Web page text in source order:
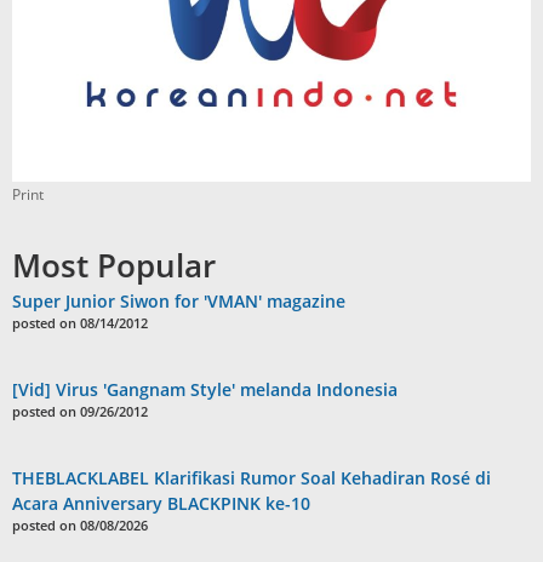
Print
Most Popular
Super Junior Siwon for 'VMAN' magazine
posted on 08/14/2012
[Vid] Virus 'Gangnam Style' melanda Indonesia
posted on 09/26/2012
THEBLACKLABEL Klarifikasi Rumor Soal Kehadiran Rosé di
Acara Anniversary BLACKPINK ke-10
posted on 08/08/2026